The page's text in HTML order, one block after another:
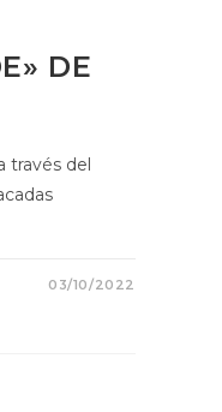
DE
través del
03/10/2022